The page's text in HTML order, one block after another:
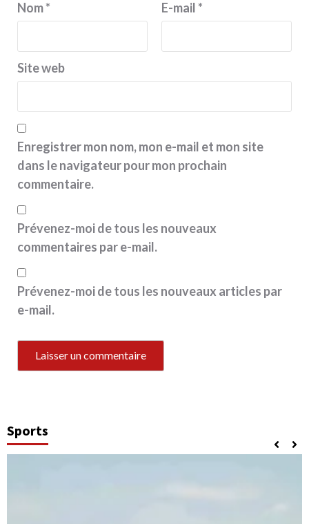
Nom* E-mail*
Site web
Enregistrer mon nom, mon e-mail et mon site
dans le navigateur pour mon prochain
commentaire.
Prévenez-moi de tous les nouveaux
commentaires par e-mail.
Prévenez-moi de tous les nouveaux articles par
e-mail.
Sports